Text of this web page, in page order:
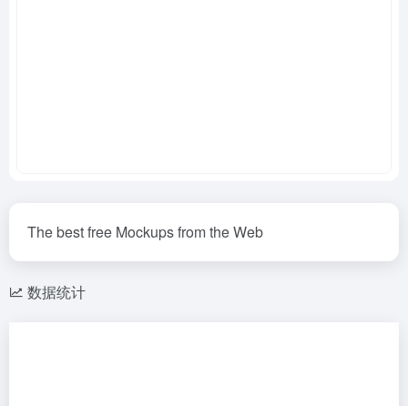
The best free Mockups from the Web
数据统计